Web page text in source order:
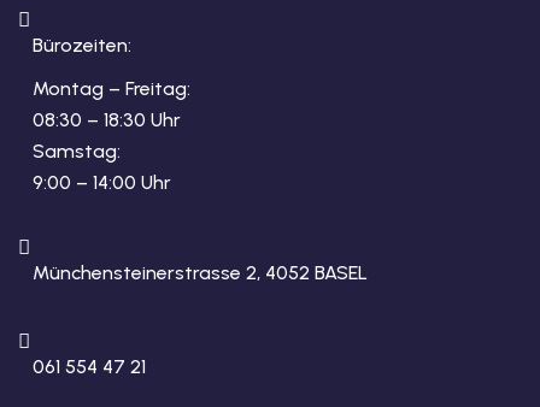
Bürozeiten:
Montag – Freitag:
08:30 – 18:30 Uhr
Samstag:
9:00 – 14:00 Uhr
Münchensteinerstrasse 2, 4052 BASEL
061 554 47 21